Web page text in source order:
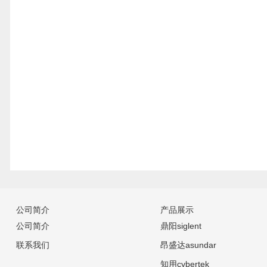
公司简介
公司简介
联系我们
产品展示
鼎阳siglent
昂盛达asundar
知用cybertek